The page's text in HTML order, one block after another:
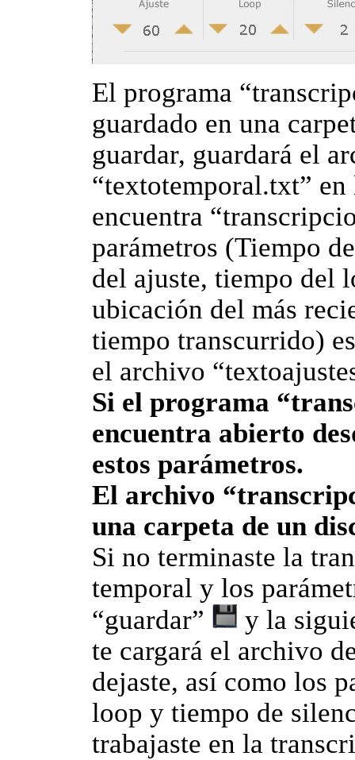
El programa
guardado en una
guardar, guardará el
“textotemporal.txt” en
encuentra
parámetros (Tiempo
del ajuste, tiempo del
ubicación del más
tiempo transcurrido)
el archivo
Si el programa
encuentra abierto
estos parámetros.
El archivo
una carpeta de un
Si no terminaste la
temporal y los
“guardar”
y la
te cargará el archivo
dejaste, así como los
loop y tiempo de
trabajaste en la